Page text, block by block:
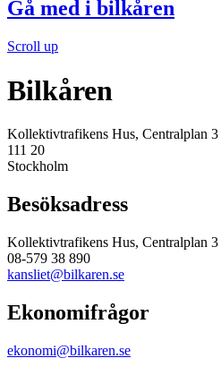
Gå med i bilkåren
Scroll up
Bilkåren
Kollektivtrafikens Hus, Centralplan 3
111 20
Stockholm
Besöksadress
Kollektivtrafikens Hus, Centralplan 3
08-579 38 890
kansliet@bilkaren.se
Ekonomifrågor
ekonomi@bilkaren.se